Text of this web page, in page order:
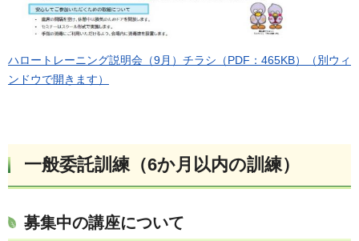
ハロートレーニング説明会（9月）チラシ（PDF：465KB）（別ウィ
ンドウで開きます）
一般委託訓練（6か月以内の訓練）
募集中の講座について